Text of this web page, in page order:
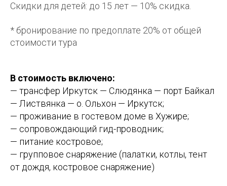
Скидки для детей: до 15 лет — 10% скидка.
* бронирование по предоплате 20% от общей
стоимости тура
В стоимость включено:
— трансфер Иркутск — Слюдянка — порт Байкал
— Листвянка — о. Ольхон — Иркутск;
— проживание в гостевом доме в Хужире;
— сопровождающий гид-проводник;
— питание костровое;
— групповое снаряжение (палатки, котлы, тент
от дождя, костровое снаряжение)